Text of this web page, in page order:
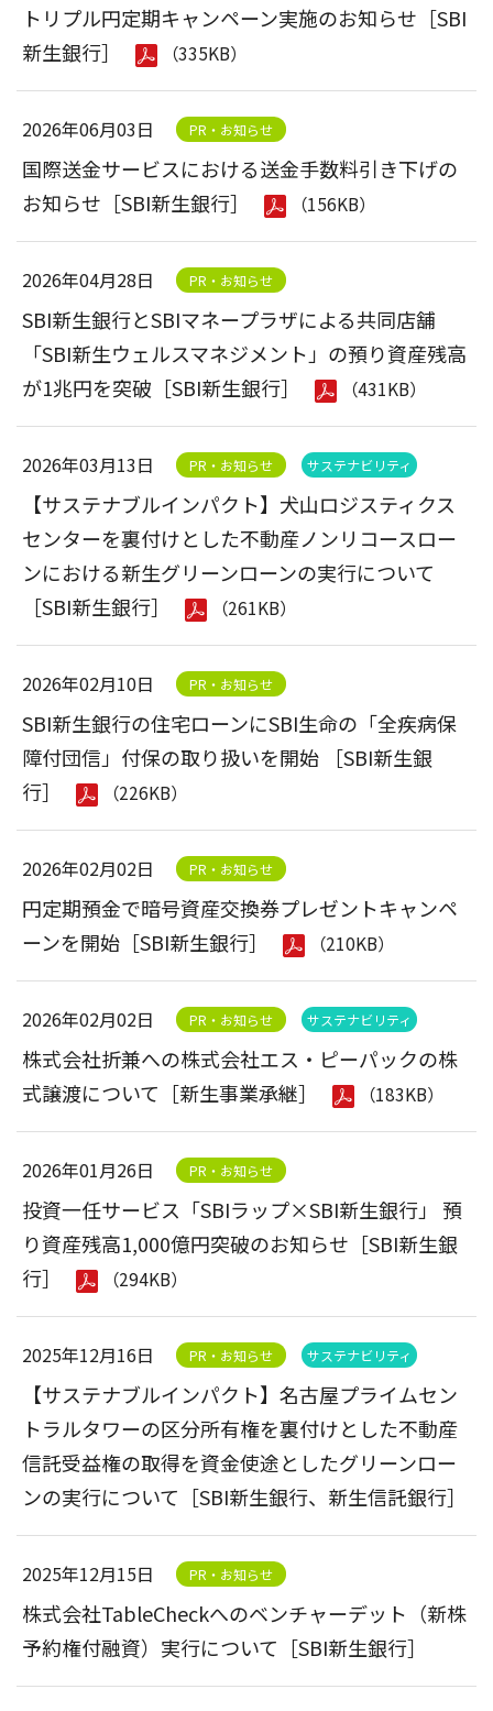
トリプル円定期キャンペーン実施のお知らせ［SBI
新生銀行］
（335KB）
2026年06月03日 PR・お知らせ
国際送金サービスにおける送金手数料引き下げの
お知らせ［SBI新生銀行］
（156KB）
2026年04月28日 PR・お知らせ
SBI新生銀行とSBIマネープラザによる共同店舗
「SBI新生ウェルスマネジメント」の預り資産残高
が1兆円を突破［SBI新生銀行］
（431KB）
2026年03月13日 PR・お知らせ サステナビリティ
【サステナブルインパクト】犬山ロジスティクス
センターを裏付けとした不動産ノンリコースロー
ンにおける新生グリーンローンの実行について
［SBI新生銀行］
（261KB）
2026年02月10日 PR・お知らせ
SBI新生銀行の住宅ローンにSBI生命の「全疾病保
障付団信」付保の取り扱いを開始 ［SBI新生銀
行］
（226KB）
2026年02月02日 PR・お知らせ
円定期預金で暗号資産交換券プレゼントキャンペ
ーンを開始［SBI新生銀行］
（210KB）
2026年02月02日 PR・お知らせ サステナビリティ
株式会社折兼への株式会社エス・ピーパックの株
式譲渡について［新生事業承継］
（183KB）
2026年01月26日 PR・お知らせ
投資一任サービス「SBIラップ×SBI新生銀行」 預
り資産残高1,000億円突破のお知らせ［SBI新生銀
行］
（294KB）
2025年12月16日 PR・お知らせ サステナビリティ
【サステナブルインパクト】名古屋プライムセン
トラルタワーの区分所有権を裏付けとした不動産
信託受益権の取得を資金使途としたグリーンロー
ンの実行について［SBI新生銀行、新生信託銀行］
2025年12月15日 PR・お知らせ
株式会社TableCheckへのベンチャーデット（新株
予約権付融資）実行について［SBI新生銀行］